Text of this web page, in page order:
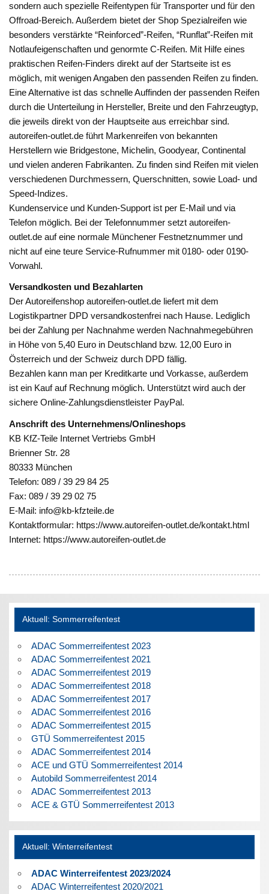
sondern auch spezielle Reifentypen für Transporter und für den
Offroad-Bereich. Außerdem bietet der Shop Spezialreifen wie
besonders verstärkte “Reinforced”-Reifen, “Runflat”-Reifen mit
Notlaufeigenschaften und genormte C-Reifen. Mit Hilfe eines
praktischen Reifen-Finders direkt auf der Startseite ist es
möglich, mit wenigen Angaben den passenden Reifen zu finden.
Eine Alternative ist das schnelle Auffinden der passenden Reifen
durch die Unterteilung in Hersteller, Breite und den Fahrzeugtyp,
die jeweils direkt von der Hauptseite aus erreichbar sind.
autoreifen-outlet.de führt Markenreifen von bekannten
Herstellern wie Bridgestone, Michelin, Goodyear, Continental
und vielen anderen Fabrikanten. Zu finden sind Reifen mit vielen
verschiedenen Durchmessern, Querschnitten, sowie Load- und
Speed-Indizes.
Kundenservice und Kunden-Support ist per E-Mail und via
Telefon möglich. Bei der Telefonnummer setzt autoreifen-
outlet.de auf eine normale Münchener Festnetznummer und
nicht auf eine teure Service-Rufnummer mit 0180- oder 0190-
Vorwahl.
Versandkosten und Bezahlarten
Der Autoreifenshop autoreifen-outlet.de liefert mit dem
Logistikpartner DPD versandkostenfrei nach Hause. Lediglich
bei der Zahlung per Nachnahme werden Nachnahmegebühren
in Höhe von 5,40 Euro in Deutschland bzw. 12,00 Euro in
Österreich und der Schweiz durch DPD fällig.
Bezahlen kann man per Kreditkarte und Vorkasse, außerdem
ist ein Kauf auf Rechnung möglich. Unterstützt wird auch der
sichere Online-Zahlungsdienstleister PayPal.
Anschrift des Unternehmens/Onlineshops
KB KfZ-Teile Internet Vertriebs GmbH
Brienner Str. 28
80333 München
Telefon: 089 / 39 29 84 25
Fax: 089 / 39 29 02 75
E-Mail: info@kb-kfzteile.de
Kontaktformular: https://www.autoreifen-outlet.de/kontakt.html
Internet: https://www.autoreifen-outlet.de
Aktuell: Sommerreifentest
ADAC Sommerreifentest 2023
ADAC Sommerreifentest 2021
ADAC Sommerreifentest 2019
ADAC Sommerreifentest 2018
ADAC Sommerreifentest 2017
ADAC Sommerreifentest 2016
ADAC Sommerreifentest 2015
GTÜ Sommerreifentest 2015
ADAC Sommerreifentest 2014
ACE und GTÜ Sommerreifentest 2014
Autobild Sommerreifentest 2014
ADAC Sommerreifentest 2013
ACE & GTÜ Sommerreifentest 2013
Aktuell: Winterreifentest
ADAC Winterreifentest 2023/2024
ADAC Winterreifentest 2020/2021